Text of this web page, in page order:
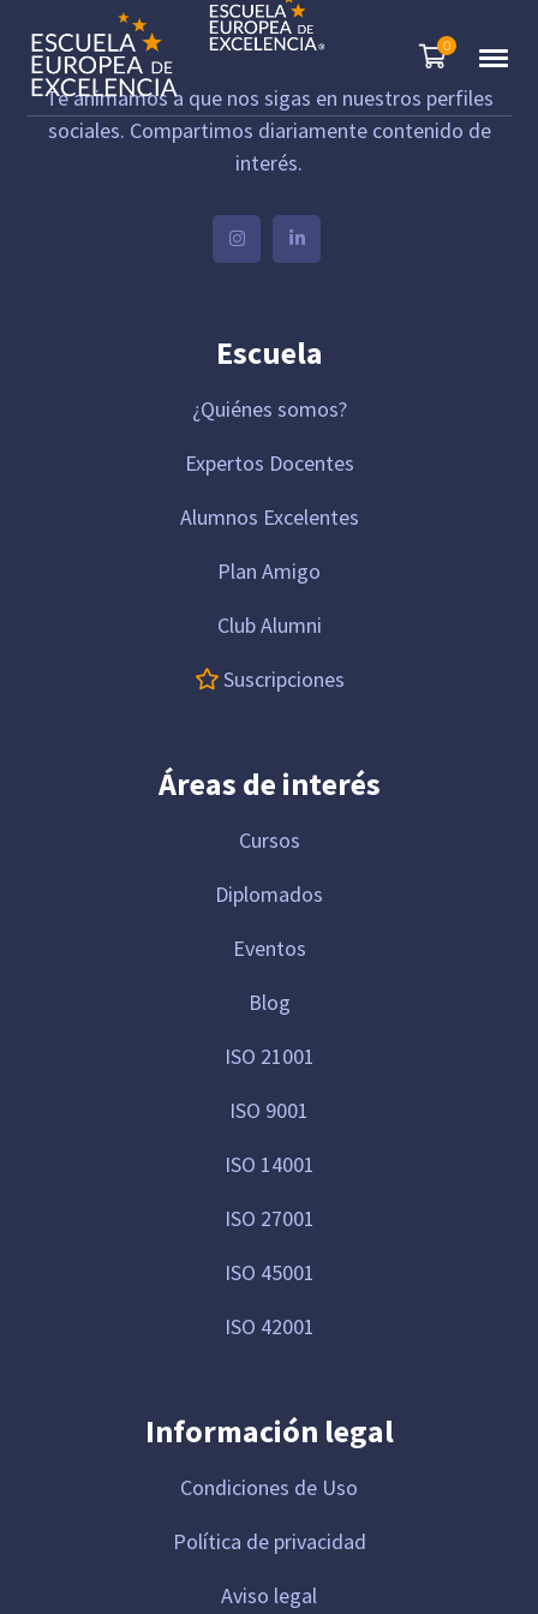
0
Te animamos a que nos sigas en nuestros perfiles
sociales. Compartimos diariamente contenido de
interés.
Escuela
¿Quiénes somos?
Expertos Docentes
Alumnos Excelentes
Plan Amigo
Club Alumni
Suscripciones
Áreas de interés
Cursos
Diplomados
Eventos
Blog
ISO 21001
ISO 9001
ISO 14001
ISO 27001
ISO 45001
ISO 42001
Información legal
Condiciones de Uso
Política de privacidad
Aviso legal